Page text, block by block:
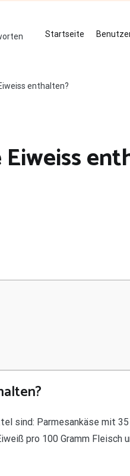
Startseite
enthalten?
sind: Parmesankäse mit 35
pro 100 Gramm Fleisch